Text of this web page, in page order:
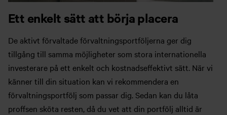
Ett enkelt sätt att börja placera
De aktivt förvaltade förvaltningsportföljerna ger dig
tillgång till samma möjligheter som stora internationella
investerare på ett enkelt och kostnadseffektivt sätt. När vi
känner till din situation kan vi rekommendera en
förvaltningsportfölj som passar dig. Sedan kan du låta
proffsen sköta resten, då du vet att din portfölj alltid är